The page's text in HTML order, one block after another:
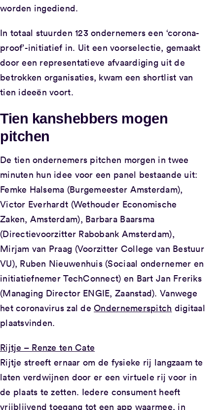
worden ingediend.
In totaal stuurden123ondernemers een ‘corona-
proof’-initiatief in. Uit een voorselectie, gemaakt
door een representatieve afvaardiging uit de
betrokken organisaties, kwam een shortlist van
tien ideeën voort.
Tien kanshebbers mogen
pitchen
De tien ondernemers pitchen morgen in twee
minuten hun idee voor een panel bestaande uit:
Femke Halsema (Burgemeester Amsterdam),
Victor Everhardt (Wethouder Economische
Zaken, Amsterdam), Barbara Baarsma
(Directievoorzitter Rabobank Amsterdam),
Mirjam van Praag (Voorzitter College van Bestuur
VU), Ruben Nieuwenhuis (Sociaal ondernemer en
initiatiefnemer TechConnect) en Bart Jan Freriks
(Managing Director ENGIE, Zaanstad). Vanwege
het coronavirus zal deOndernemerspitch digitaal
plaatsvinden.
Rijtje – Renze ten Cate
Rijtje streeft ernaar om de fysieke rij langzaam te
laten verdwijnen door er een virtuele rij voor in
de plaats te zetten. Iedere consument heeft
vrijblijvend toegang tot een app waarmee, in